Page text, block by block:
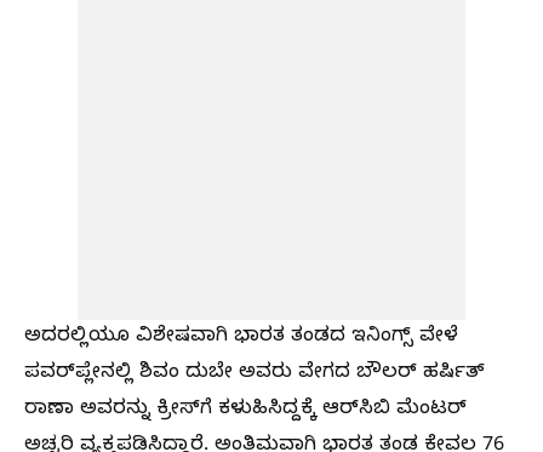
ಅದರಲ್ಲಿಯೂ ವಿಶೇಷವಾಗಿ ಭಾರತ ತಂಡದ ಇನಿಂಗ್ಸ್‌ ವೇಳೆ
ಪವರ್‌ಪ್ಲೇನಲ್ಲಿ ಶಿವಂ ದುಬೇ ಅವರು ವೇಗದ ಬೌಲರ್‌ ಹರ್ಷಿತ್‌
ರಾಣಾ ಅವರನ್ನು ಕ್ರೀಸ್‌ಗೆ ಕಳುಹಿಸಿದ್ದಕ್ಕೆ ಆರ್‌ಸಿಬಿ ಮೆಂಟರ್‌